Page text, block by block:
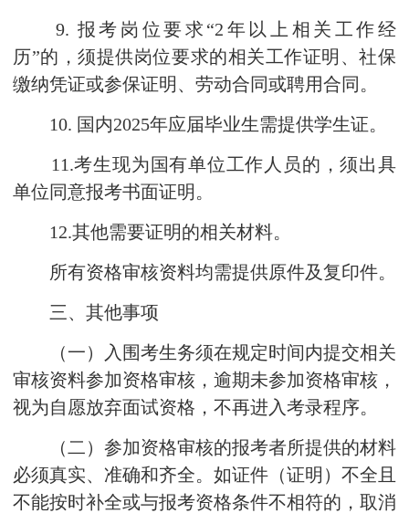
9. 报考岗位要求“2年以上相关工作经
历”的，须提供岗位要求的相关工作证明、社保
缴纳凭证或参保证明、劳动合同或聘用合同。
10. 国内2025年应届毕业生需提供学生证。
11.考生现为国有单位工作人员的，须出具
单位同意报考书面证明。
12.其他需要证明的相关材料。
所有资格审核资料均需提供原件及复印件。
三、其他事项
（一）入围考生务须在规定时间内提交相关
审核资料参加资格审核，逾期未参加资格审核，
视为自愿放弃面试资格，不再进入考录程序。
（二）参加资格审核的报考者所提供的材料
必须真实、准确和齐全。如证件（证明）不全且
不能按时补全或与报考资格条件不相符的，取消